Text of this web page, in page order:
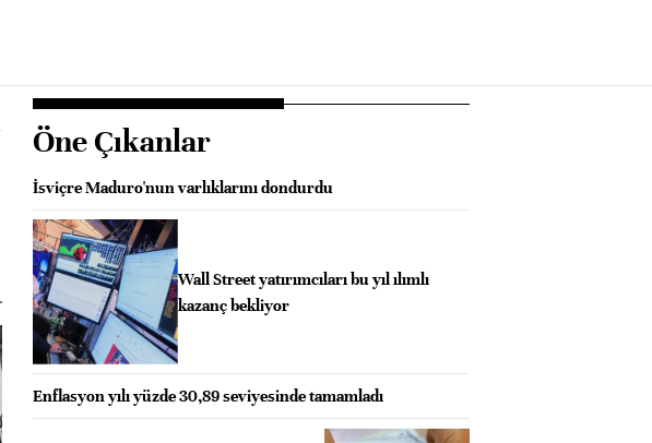
Öne Çıkanlar
İsviçre Maduro'nun varlıklarını dondurdu
Wall Street yatırımcıları bu yıl ılımlı
kazanç bekliyor
Enflasyon yılı yüzde 30,89 seviyesinde tamamladı